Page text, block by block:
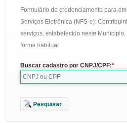
Formulário de credenciamento para
Serviços Eletrônica (NFS-e):
serviços, estabelecido neste
forma habitual
Buscar cadastro por CNPJ/CPF:
Pesquisar